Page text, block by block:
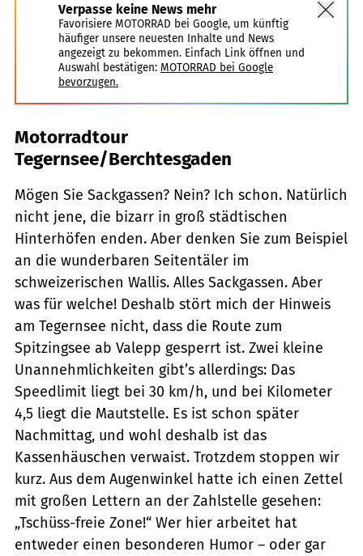
Verpasse keine News mehr
Favorisiere MOTORRAD bei Google, um künftig
häufiger unsere neuesten Inhalte und News
angezeigt zu bekommen. Einfach Link öffnen und
Auswahl bestätigen: MOTORRAD bei Google
bevorzugen.
Motorradtour
Tegernsee/Berchtesgaden
Mögen Sie Sackgassen? Nein? Ich schon. Natürlich
nicht jene, die bizarr in groß städtischen
Hinterhöfen enden. Aber denken Sie zum Beispiel
an die wunderbaren Seitentäler im
schweizerischen Wallis. Alles Sackgassen. Aber
was für welche! Deshalb stört mich der Hinweis
am Tegernsee nicht, dass die Route zum
Spitzingsee ab Valepp gesperrt ist. Zwei kleine
Unannehmlichkeiten gibt’s allerdings: Das
Speedlimit liegt bei 30 km/h, und bei Kilometer
4,5 liegt die Mautstelle. Es ist schon später
Nachmittag, und wohl deshalb ist das
Kassenhäuschen verwaist. Trotzdem stoppen wir
kurz. Aus dem Augenwinkel hatte ich einen Zettel
mit großen Lettern an der Zahlstelle gesehen:
„Tschüss-freie Zone!“ Wer hier arbeitet hat
entweder einen besonderen Humor – oder gar